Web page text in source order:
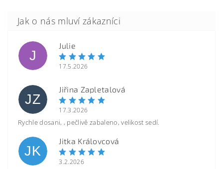
J
Julie
17.5.2026
JZ
Jiřina Zapletalová
17.3.2026
Rychle dosani, , pečlivě zabaleno, velikost sedí.
JK
Jitka Královcová
3.2.2026